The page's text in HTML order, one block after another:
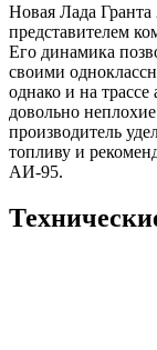
Новая Лада Гранта
представителем
Его динамика
своими
однако и на
довольно
производитель
топливу и
АИ-95.